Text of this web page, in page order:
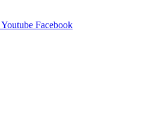
Youtube Facebook